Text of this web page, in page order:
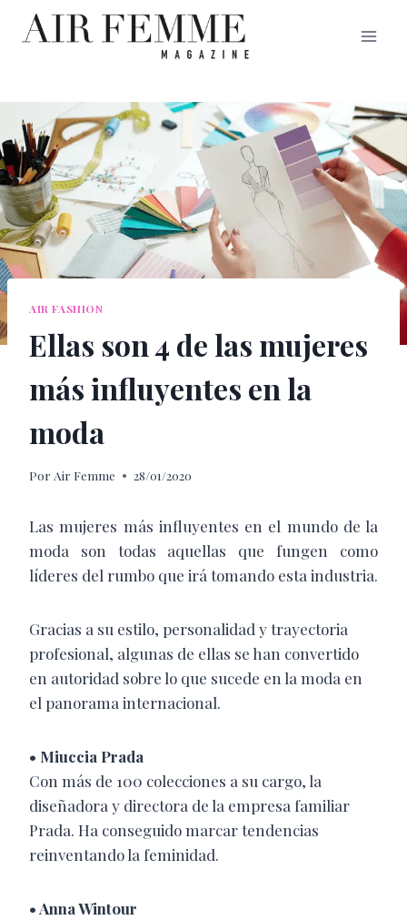
Saltar
AIR FASHION
Ellas son 4 de las mujeres
más influyentes en la
moda
Por Air Femme 28/01/2020
Las mujeres más influyentes en el mundo de la
moda son todas aquellas que fungen como
líderes del rumbo que irá tomando esta industria.
Gracias a su estilo, personalidad y trayectoria
profesional, algunas de ellas se han convertido
en autoridad sobre lo que sucede en la moda en
el panorama internacional.
• Miuccia Prada
Con más de 100 colecciones a su cargo, la
diseñadora y directora de la empresa familiar
Prada. Ha conseguido marcar tendencias
reinventando la feminidad.
• Anna Wintour